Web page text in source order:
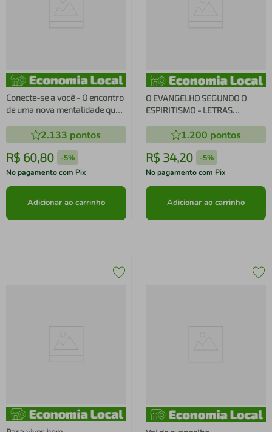
Conecte-se a você - O encontro
de uma nova mentalidade que
2.133 pontos
R$ 60,80 -5%
No pagamento com Pix
Adicionar ao carrinho
O EVANGELHO SEGUNDO O
ESPIRITISMO - LETRAS
1.200 pontos
R$ 34,20 -5%
No pagamento com Pix
Adicionar ao carrinho